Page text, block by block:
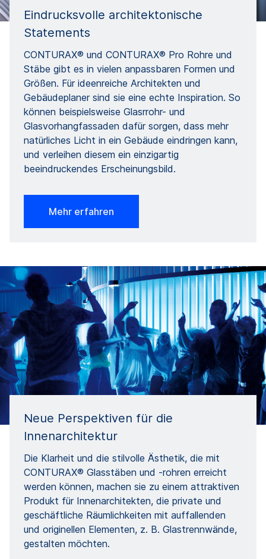
Eindrucksvolle architektonische
Statements
CONTURAX® und CONTURAX® Pro Rohre und
Stäbe gibt es in vielen anpassbaren Formen und
Größen. Für ideenreiche Architekten und
Gebäudeplaner sind sie eine echte Inspiration. So
können beispielsweise Glasrrohr- und
Glasvorhangfassaden dafür sorgen, dass mehr
natürliches Licht in ein Gebäude eindringen kann,
und verleihen diesem ein einzigartig
beeindruckendes Erscheinungsbild.
Mehr erfahren
Neue Perspektiven für die
Innenarchitektur
Die Klarheit und die stilvolle Ästhetik, die mit
CONTURAX® Glasstäben und -rohren erreicht
werden können, machen sie zu einem attraktiven
Produkt für Innenarchitekten, die private und
geschäftliche Räumlichkeiten mit auffallenden
und originellen Elementen, z. B. Glastrennwände,
gestalten möchten.